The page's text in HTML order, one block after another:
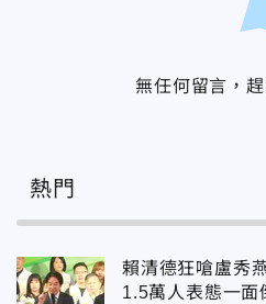
無任何留言，趕
熱門
賴清德狂嗆盧秀
1.5萬人表態一面